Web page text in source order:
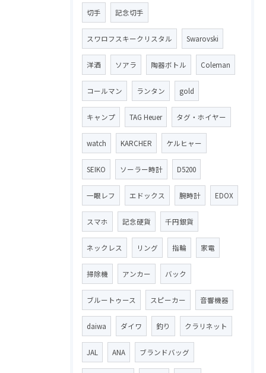
切手 記念切手
スワロフスキークリスタル Swarovski
洋酒 ソアラ 陶器ボトル Coleman
コールマン ランタン gold
キャンプ TAG Heuer タグ・ホイヤー
watch KARCHER ケルヒャー
SEIKO ソーラー時計 D5200
一眼レフ エドックス 腕時計 EDOX
スマホ 記念硬貨 千円銀貨
ネックレス リング 指輪 家電
掃除機 アンカー バック
ブルートゥース スピーカー 音響機器
daiwa ダイワ 釣り クラリネット
JAL ANA ブランドバッグ